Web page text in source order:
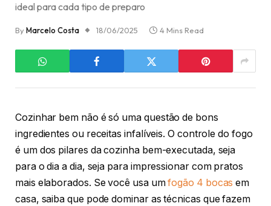
ideal para cada tipo de preparo
ByMarcelo Costa 18/06/2025 4 Mins Read
Cozinhar bem não é só uma questão de bons
ingredientes ou receitas infalíveis. O controle do fogo
é um dos pilares da cozinha bem-executada, seja
para o dia a dia, seja para impressionar com pratos
mais elaborados. Se você usa umfogão 4 bocas em
casa, saiba que pode dominar as técnicas que fazem